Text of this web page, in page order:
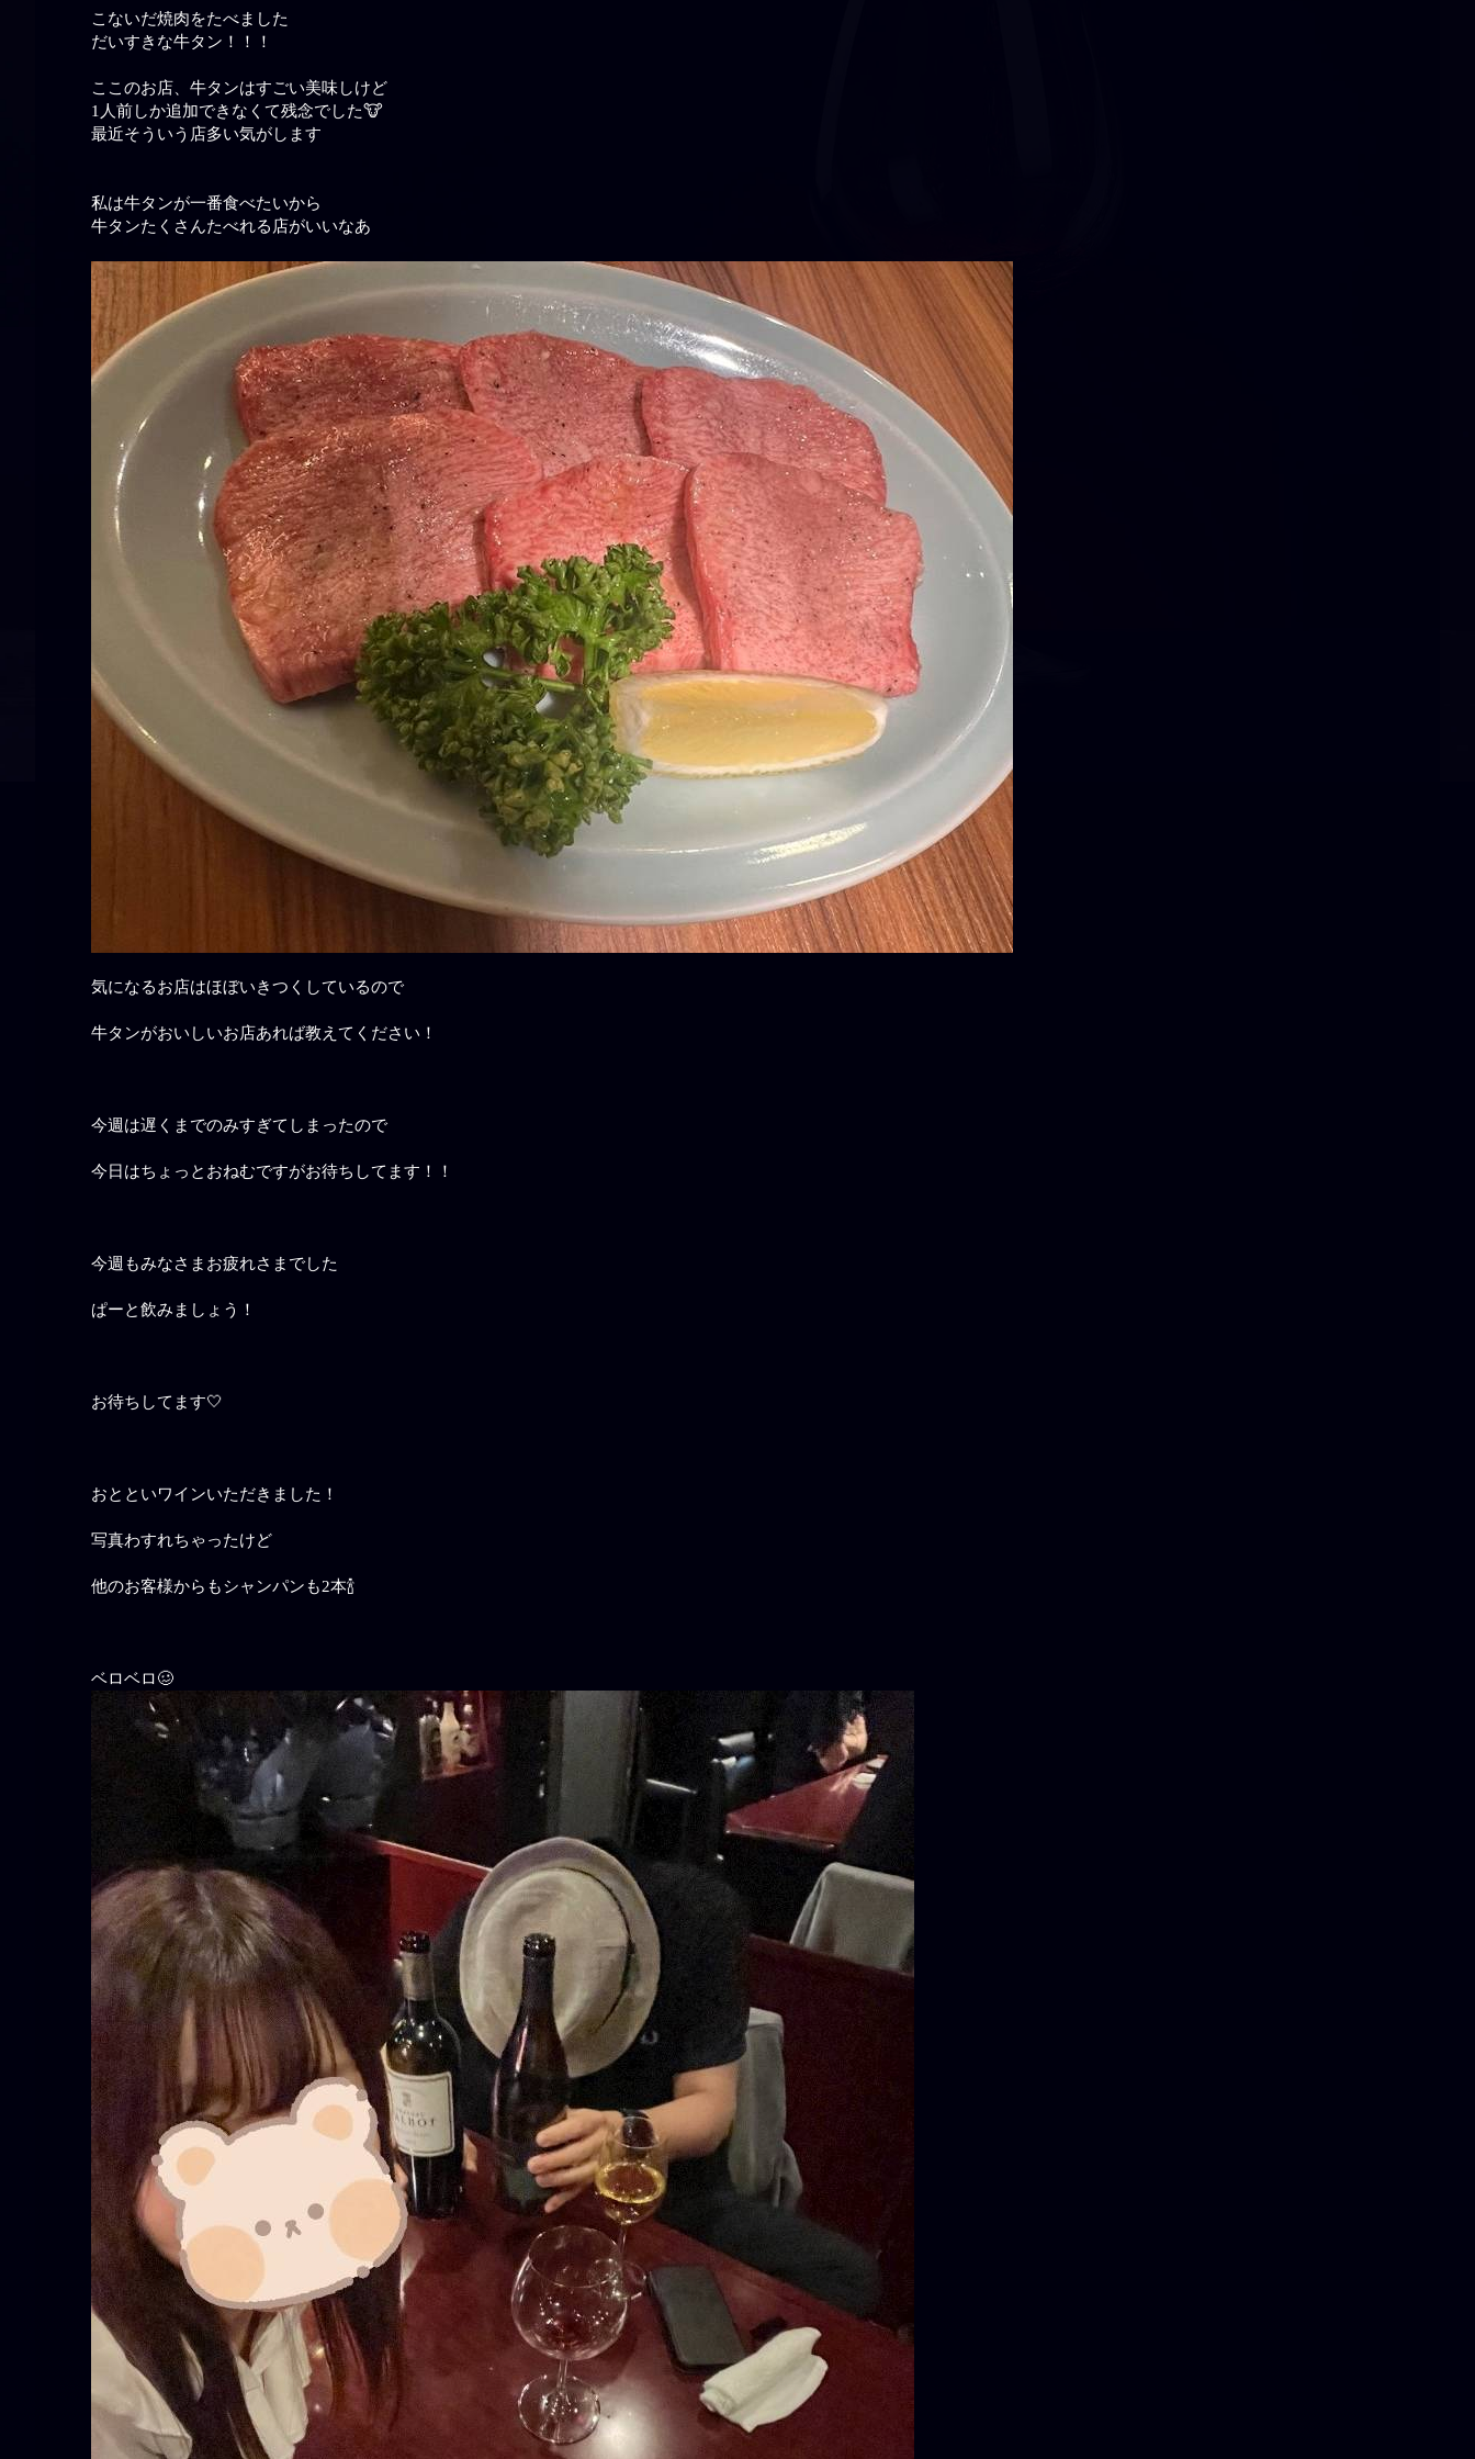
こないだ焼肉をたべました
だいすきな牛タン！！！
ここのお店、牛タンはすごい美味しけど
1人前しか追加できなくて残念でした🐮
最近そういう店多い気がします
私は牛タンが一番食べたいから
牛タンたくさんたべれる店がいいなあ
気になるお店はほぼいきつくしているので
牛タンがおいしいお店あれば教えてください！
今週は遅くまでのみすぎてしまったので
今日はちょっとおねむですがお待ちしてます！！
今週もみなさまお疲れさまでした
ぱーと飲みましょう！
お待ちしてます🤍
おとといワインいただきました！
写真わすれちゃったけど
他のお客様からもシャンパンも2本🍾
ベロベロ🥴